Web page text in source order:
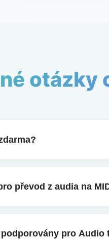
otázky
neomezené převody a
převod z audia na
MIDI, tak z WAV na MIDI
pro Audio